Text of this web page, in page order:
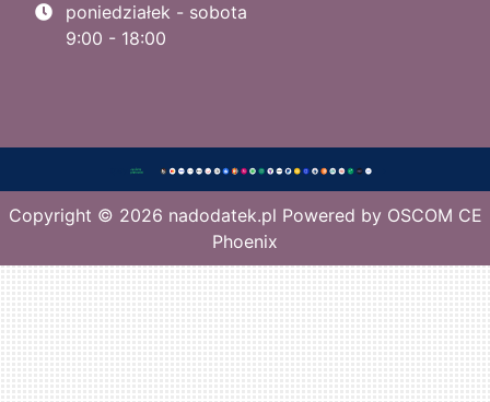
poniedziałek - sobota
9:00 - 18:00
Copyright © 2026 nadodatek.pl Powered by OSCOM CE
Phoenix